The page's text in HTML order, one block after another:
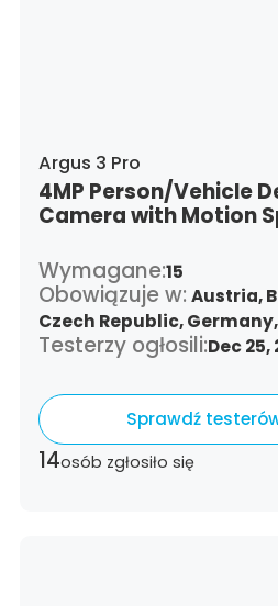
Argus 3 Pro
4MP Person/Vehicle
Camera with Motion
Wymagane:15
Obowiązuje w: Austria,
Czech Republic,Germany,
Spain,Finland,France,
Ireland,Italy,Lithuania,
Malta,
Netherlands,
Romania,Sweden,
Testerzy ogłosili:Dec 25,
Sprawdź
14osób zgłosiło się